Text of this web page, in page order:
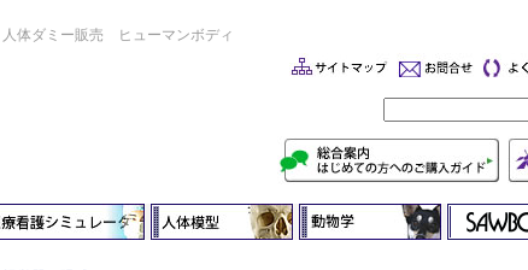
人体ダミー販売 ヒューマンボディ